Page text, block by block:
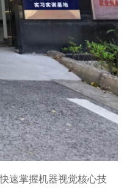
速掌握机器视觉核心技